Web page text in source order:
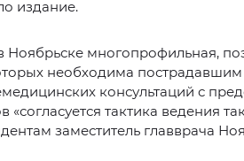
издание.
Ноябрьске многопрофильная,
необходима
консультаций с
«согласуется тактика ведения
заместитель главврача